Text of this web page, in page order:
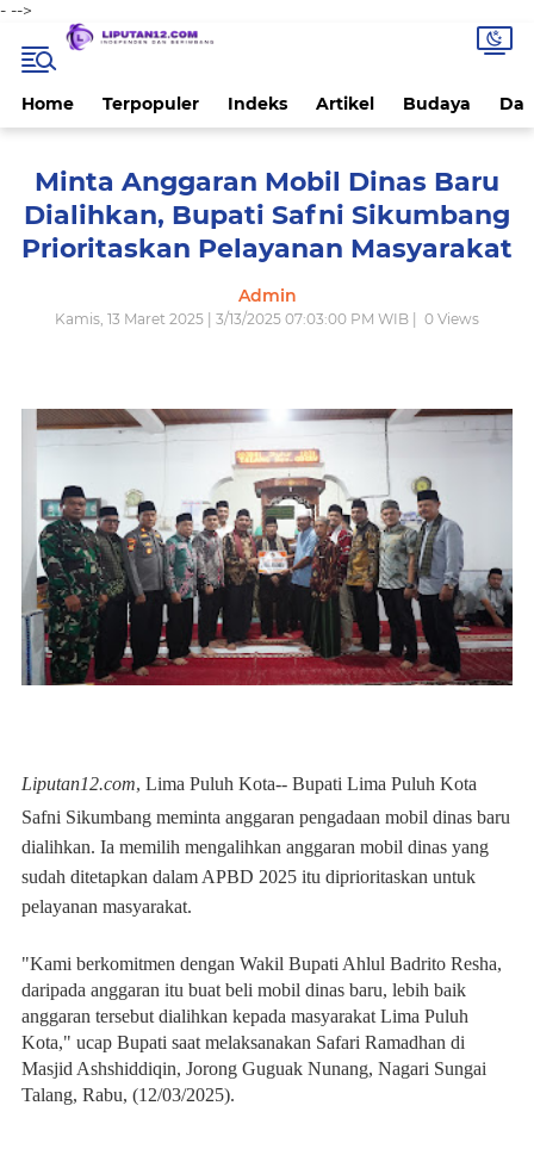
- -->
Home Terpopuler Indeks Artikel Budaya
Minta Anggaran Mobil Dinas Baru
Dialihkan, Bupati Safni Sikumbang
Prioritaskan Pelayanan Masyarakat
Admin
Kamis, 13 Maret 2025 | 3/13/2025 07:03:00 PM WIB | 0 Views
Liputan12.com, Lima Puluh Kota-- Bupati Lima Puluh Kota
Safni Sikumbang meminta anggaran pengadaan mobil dinas baru
dialihkan. Ia memilih mengalihkan anggaran mobil dinas yang
sudah ditetapkan dalam APBD 2025 itu diprioritaskan untuk
pelayanan masyarakat.
"Kami berkomitmen dengan Wakil Bupati Ahlul Badrito Resha,
daripada anggaran itu buat beli mobil dinas baru, lebih baik
anggaran tersebut dialihkan kepada masyarakat Lima Puluh
Kota," ucap Bupati saat melaksanakan Safari Ramadhan di
Masjid Ashshiddiqin, Jorong Guguak Nunang, Nagari Sungai
Talang, Rabu, (12/03/2025).